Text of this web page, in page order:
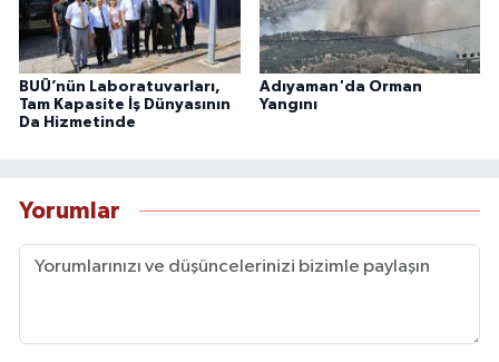
BUÜ’nün Laboratuvarları,
Tam Kapasite İş Dünyasının
Da Hizmetinde
Adıyaman'da Orman
Yangını
Yorumlar